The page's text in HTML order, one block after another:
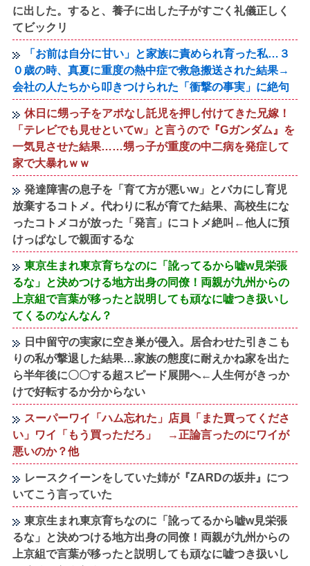
に出した。すると、養子に出した子がすごく礼儀正しく
てビックリ
「お前は自分に甘い」と家族に責められ育った私…３
０歳の時、真夏に重度の熱中症で救急搬送された結果→
会社の人たちから叩きつけられた「衝撃の事実」に絶句
休日に甥っ子をアポなし託児を押し付けてきた兄嫁！
「テレビでも見せといてw」と言うので『Gガンダム』を
一気見させた結果……甥っ子が重度の中二病を発症して
家で大暴れｗｗ
発達障害の息子を「育て方が悪いw」とバカにし育児
放棄するコトメ。代わりに私が育てた結果、高校生にな
ったコトメコが放った「発言」にコトメ絶叫←他人に預
けっぱなしで親面するな
東京生まれ東京育ちなのに「訛ってるから嘘w見栄張
るな」と決めつける地方出身の同僚！両親が九州からの
上京組で言葉が移ったと説明しても頑なに嘘つき扱いし
てくるのなんなん？
日中留守の実家に空き巣が侵入。居合わせた引きこも
りの私が撃退した結果…家族の態度に耐えかね家を出た
ら半年後に〇〇する超スピード展開へ←人生何がきっか
けで好転するか分からない
スーパーワイ「ハム忘れた」店員「また買ってくださ
い」ワイ「もう買っただろ」 →正論言ったのにワイが
悪いのか？他
レースクイーンをしていた姉が『ZARDの坂井』につ
いてこう言っていた
東京生まれ東京育ちなのに「訛ってるから嘘w見栄張
るな」と決めつける地方出身の同僚！両親が九州からの
上京組で言葉が移ったと説明しても頑なに嘘つき扱いし